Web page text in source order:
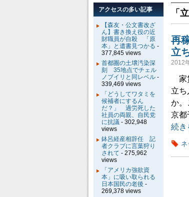
「
再
立
2012
家
立ち
か
京都
続き
ネ
アクセスの多い記事
【森友・公文書改ざ
ん】書き換え役の近
財職員が自殺 「原
本」と遺書見つかる -
377,845 views
首都圏の土壌汚染深
刻 35地点でチェル
ノブイリと同レベル -
339,469 views
「どうしてワタミを
候補者にするん
だ？」 過労死した
社員の両親、自民党
に抗議 - 302,948
views
鉢呂経産相辞任 記
者クラブに言葉狩り
されて - 275,962
views
「アメリカ強欲資
本」に吸い取られる
日本国民の老後 -
269,378 views